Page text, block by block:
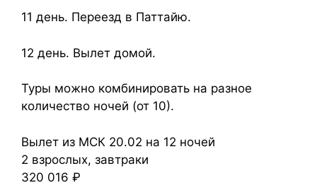
11 день. Переезд в Паттайю.
12 день. Вылет домой.
Туры можно комбинировать на разное
количество ночей (от 10).
Вылет из МСК 20.02 на 12 ночей
2 взрослых, завтраки
320 016 ₽